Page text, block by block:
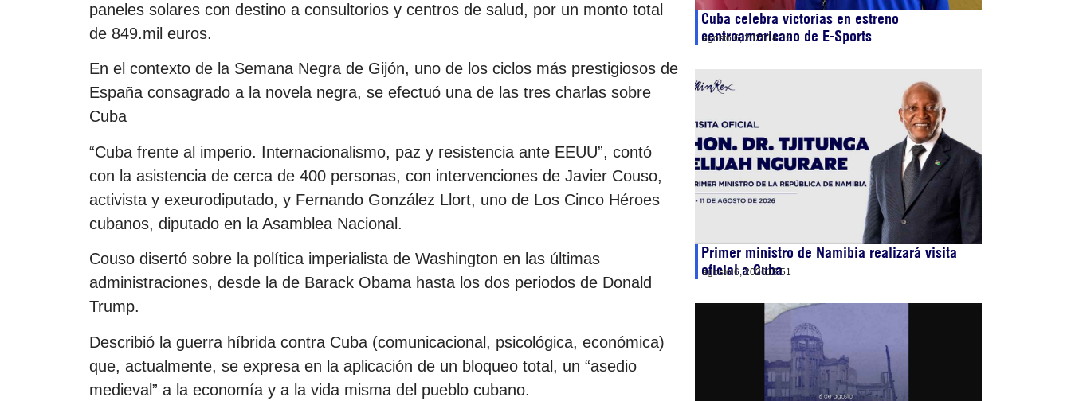
paneles solares con destino a consultorios y centros de salud, por un monto total
de 849.mil euros.
En el contexto de la Semana Negra de Gijón, uno de los ciclos más prestigiosos de
España consagrado a la novela negra, se efectuó una de las tres charlas sobre
Cuba
“Cuba frente al imperio. Internacionalismo, paz y resistencia ante EEUU”, contó
con la asistencia de cerca de 400 personas, con intervenciones de Javier Couso,
activista y exeurodiputado, y Fernando González Llort, uno de Los Cinco Héroes
cubanos, diputado en la Asamblea Nacional.
Couso disertó sobre la política imperialista de Washington en las últimas
administraciones, desde la de Barack Obama hasta los dos periodos de Donald
Trump.
Describió la guerra híbrida contra Cuba (comunicacional, psicológica, económica)
que, actualmente, se expresa en la aplicación de un bloqueo total, un “asedio
medieval” a la economía y a la vida misma del pueblo cubano.
Cuba celebra victorias en estreno
centroamericano de E-Sports
agosto 6, 202614:15
Primer ministro de Namibia realizará visita
oficial a Cuba
agosto 6, 202613:51